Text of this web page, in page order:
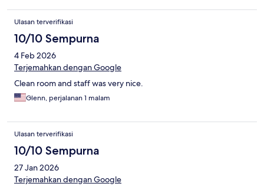
Ulasan terverifikasi
10/10 Sempurna
4 Feb 2026
Terjemahkan dengan Google
Clean room and staff was very nice.
Glenn, perjalanan 1 malam
Ulasan terverifikasi
10/10 Sempurna
27 Jan 2026
Terjemahkan dengan Google